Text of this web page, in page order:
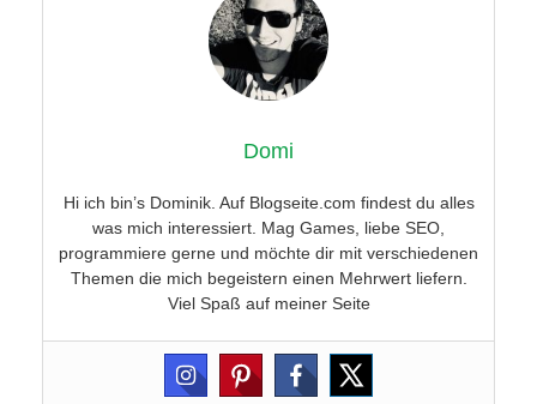
Domi
Hi ich bin’s Dominik. Auf Blogseite.com findest du alles
was mich interessiert. Mag Games, liebe SEO,
programmiere gerne und möchte dir mit verschiedenen
Themen die mich begeistern einen Mehrwert liefern.
Viel Spaß auf meiner Seite